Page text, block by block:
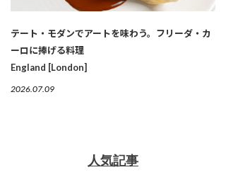
テート・モダンでアートを味わう。フリーダ・カ
ーロに捧げる料理
England [London]
2026.07.09
人気記事